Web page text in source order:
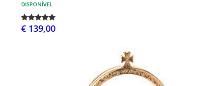
DISPONÍVEL
€ 139,00